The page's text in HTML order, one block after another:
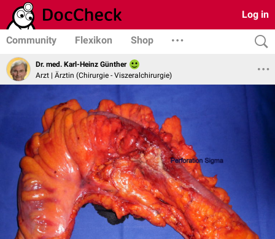
Log in
Community Flexikon Shop
Dr. med. Karl-Heinz Günther
Arzt | Ärztin (Chirurgie - Viszeralchirurgie)